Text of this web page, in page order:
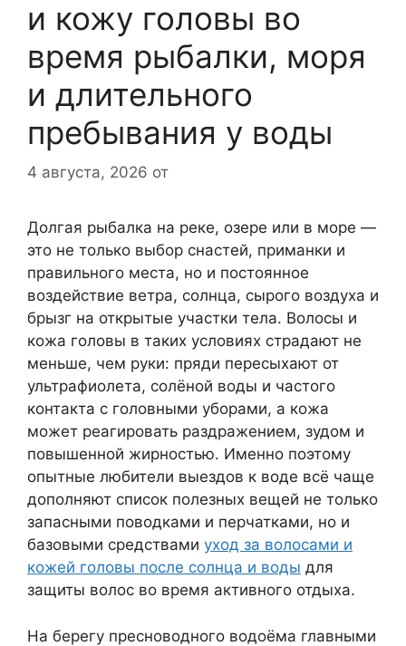
и кожу головы во
время рыбалки, моря
и длительного
пребывания у воды
4 августа, 2026 от
Долгая рыбалка на реке, озере или в море —
это не только выбор снастей, приманки и
правильного места, но и постоянное
воздействие ветра, солнца, сырого воздуха и
брызг на открытые участки тела. Волосы и
кожа головы в таких условиях страдают не
меньше, чем руки: пряди пересыхают от
ультрафиолета, солёной воды и частого
контакта с головными уборами, а кожа
может реагировать раздражением, зудом и
повышенной жирностью. Именно поэтому
опытные любители выездов к воде всё чаще
дополняют список полезных вещей не только
запасными поводками и перчатками, но и
базовыми средствами уход за волосами и
кожей головы после солнца и воды для
защиты волос во время активного отдыха.
На берегу пресноводного водоёма главными